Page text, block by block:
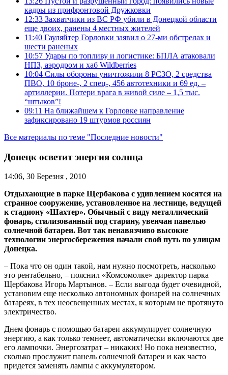
кадры из прифронтовой Дружковки
12:33 Захватчики из ВС РФ убили в Донецкой области
еще двоих, ранены 4 местных жителей
11:40 Гауляйтер Горловки заявил о 27-ми обстрелах и
шести раненых
10:57 Удары по топливу и логистике: БПЛА атаковали
НПЗ, аэродром и хаб Wildberries
10:04 Силы обороны уничтожили 8 РСЗО, 2 средства
ПВО, 10 броне-, 2 спец-, 456 автотехники и 69 ед. –
артиллерии. Потери врага в живой силе – 1,5 тыс.
“штыков”!
09:11 На ближайшем к Горловке направление
зафиксировано 19 штурмов россиян
Все материалы по теме "Последние новости"
Донецк осветит энергия солнца
14:06, 30 Березня , 2010
Отдыхающие в парке Щербакова с удивлением косятся на
странное сооружение, установленное на лестнице, ведущей
к стадиону «Шахтер». Обычный с виду металлический
фонарь, стилизованный под старину, увенчан панелью
солнечной батареи. Вот так ненавязчиво высокие
технологии энергосбережения начали свой путь по улицам
Донецка.
– Пока что он один такой, нам нужно посмотреть, насколько
это рентабельно, – пояснил «Комсомолке» директор парка
Щербакова Игорь Мартынов. – Если выгода будет очевидной,
установим еще несколько автономных фонарей на солнечных
батареях, в тех неосвещенных местах, к которым не протянуто
электричество.
Днем фонарь с помощью батареи аккумулирует солнечную
энергию, а как только темнеет, автоматически включаются две
его лампочки. Энергозатрат – никаких! Но пока неизвестно,
сколько прослужит панель солнечной батареи и как часто
придется заменять лампы с аккумулятором.